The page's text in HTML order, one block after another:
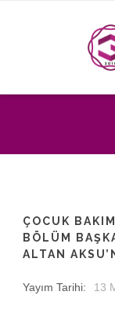
ÇOCUK
BÖLÜM
ALTAN
Yayım Tarihi: 13